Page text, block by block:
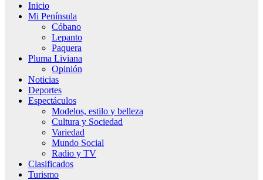
Inicio
Mi Península
Cóbano
Lepanto
Paquera
Pluma Liviana
Opinión
Noticias
Deportes
Espectáculos
Modelos, estilo y belleza
Cultura y Sociedad
Variedad
Mundo Social
Radio y TV
Clasificados
Turismo